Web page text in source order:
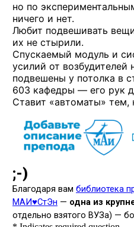
но по
ничего и нет.
Любит подвешивать
их не стырили.
Спускаемый модуль и
усилий от возбудителей
подвешены у потолка в
603 кафедры — его рук
Ставит «автоматы» тем,